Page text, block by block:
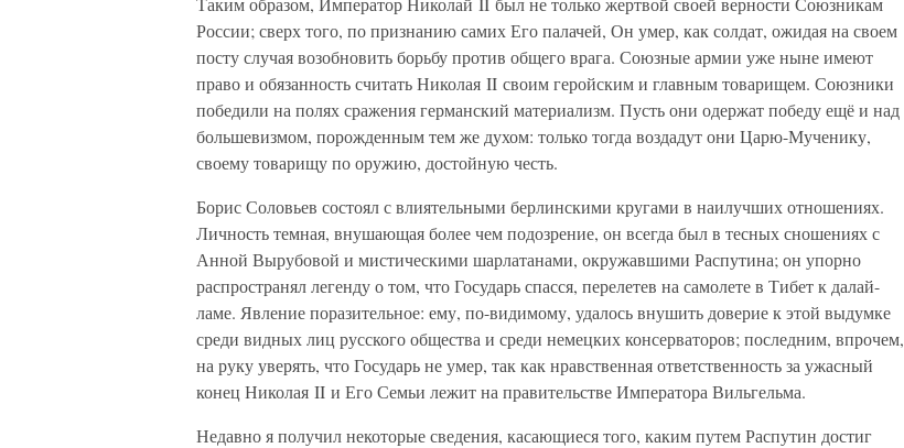
России; сверх того, по признанию самих Его палачей, Он умер, как солдат, ожидая на своем
посту случая возобновить борьбу против общего врага. Союзные армии уже ныне имеют
право и обязанность считать Николая II своим геройским и главным товарищем. Союзники
победили на полях сражения германский материализм. Пусть они одержат победу ещё и над
большевизмом, порожденным тем же духом: только тогда воздадут они Царю-Мученику,
своему товарищу по оружию, достойную честь.
Борис Соловьев состоял с влиятельными берлинскими кругами в наилучших отношениях.
Личность темная, внушающая более чем подозрение, он всегда был в тесных сношениях с
Анной Вырубовой и мистическими шарлатанами, окружавшими Распутина; он упорно
распространял легенду о том, что Государь спасся, перелетев на самолете в Тибет к далай-
ламе. Явление поразительное: ему, по-видимому, удалось внушить доверие к этой выдумке
среди видных лиц русского общества и среди немецких консерваторов; последним, впрочем,
на руку уверять, что Государь не умер, так как нравственная ответственность за ужасный
конец Николая II и Его Семьи лежит на правительстве Императора Вильгельма.
Недавно я получил некоторые сведения, касающиеся того, каким путем Распутин достиг